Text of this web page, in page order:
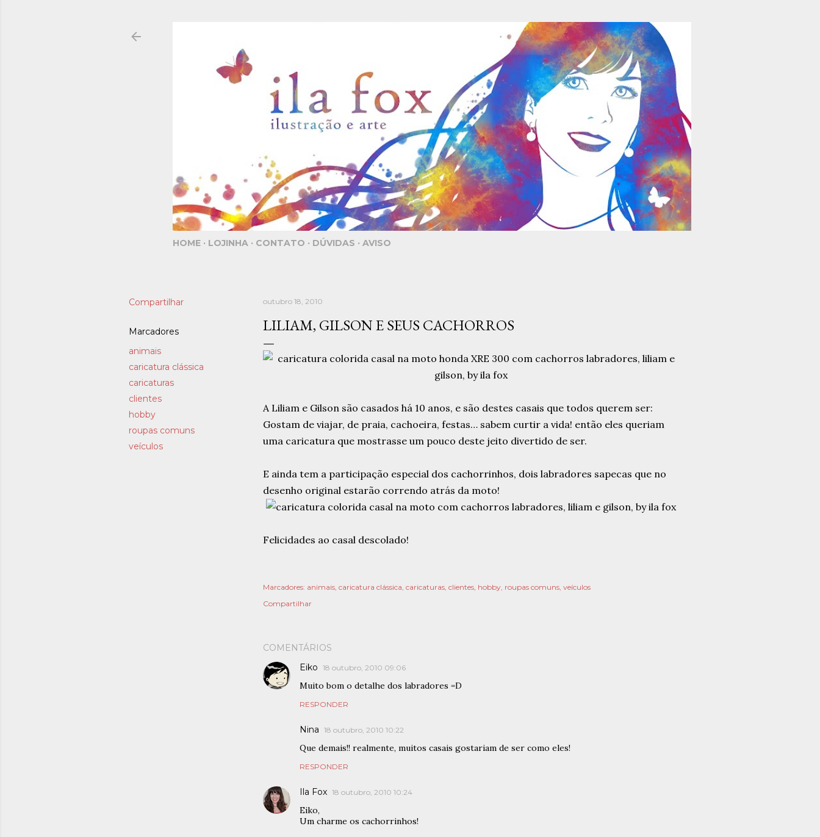
HOME LOJINHA CONTATO DÚVIDAS AVISO
Compartilhar
Marcadores
animais
caricatura clássica
caricaturas
clientes
hobby
roupas comuns
veículos
outubro 18, 2010
LILIAM, GILSON E SEUS CACHORROS
A Liliam e Gilson são casados há 10 anos, e são destes casais que todos querem ser:
Gostam de viajar, de praia, cachoeira, festas… sabem curtir a vida! então eles queriam
uma caricatura que mostrasse um pouco deste jeito divertido de ser.
E ainda tem a participação especial dos cachorrinhos, dois labradores sapecas que no
desenho original estarão correndo atrás da moto!
Felicidades ao casal descolado!
Marcadores: animais caricatura clássica caricaturas clientes hobby roupas comuns veículos
Compartilhar
COMENTÁRIOS
Eiko 18 outubro, 2010 09:06
Muito bom o detalhe dos labradores =D
RESPONDER
Nina 18 outubro, 2010 10:22
Que demais!! realmente, muitos casais gostariam de ser como eles!
RESPONDER
Ila Fox 18 outubro, 2010 10:24
Eiko,
Um charme os cachorrinhos!